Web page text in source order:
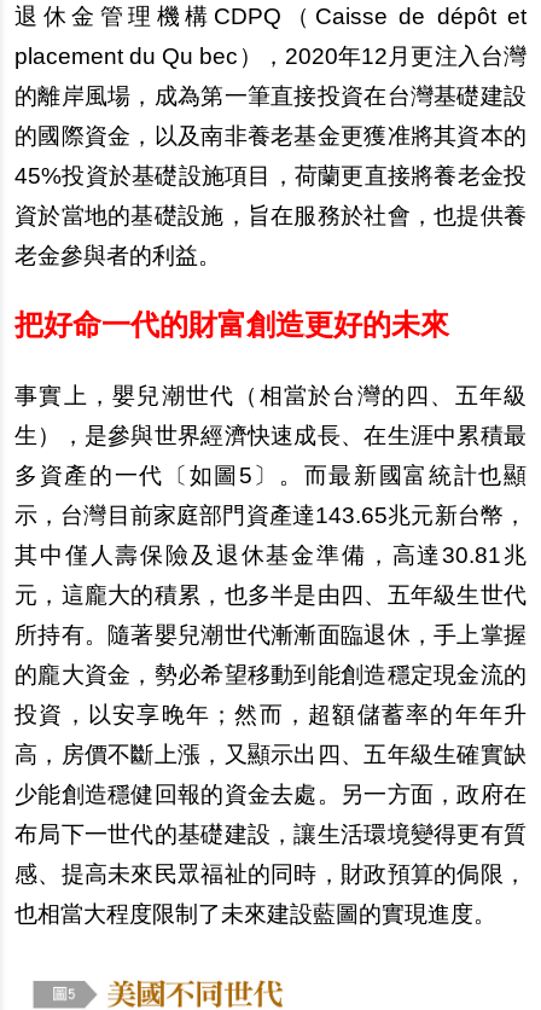
退休金管理機構CDPQ（Caisse de dépôt et
placement du Qu bec ），2020年12月更注入台灣
的離岸風場，成為第一筆直接投資在台灣基礎建設
的國際資金，以及南非養老基金更獲准將其資本的
45%投資於基礎設施項目，荷蘭更直接將養老金投
資於當地的基礎設施，旨在服務於社會，也提供養
老金參與者的利益。
把好命一代的財富創造更好的未來
事實上，嬰兒潮世代（相當於台灣的四、五年級
生），是參與世界經濟快速成長、在生涯中累積最
多資產的一代〔如圖5〕。而最新國富統計也顯
示，台灣目前家庭部門資產達143.65兆元新台幣，
其中僅人壽保險及退休基金準備，高達30.81兆
元，這龐大的積累，也多半是由四、五年級生世代
所持有。隨著嬰兒潮世代漸漸面臨退休，手上掌握
的龐大資金，勢必希望移動到能創造穩定現金流的
投資，以安享晚年；然而，超額儲蓄率的年年升
高，房價不斷上漲，又顯示出四、五年級生確實缺
少能創造穩健回報的資金去處。另一方面，政府在
布局下一世代的基礎建設，讓生活環境變得更有質
感、提高未來民眾福祉的同時，財政預算的侷限，
也相當大程度限制了未來建設藍圖的實現進度。